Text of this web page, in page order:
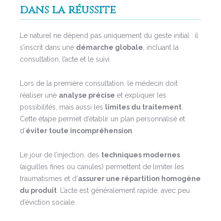
dans la réussite
Le naturel ne dépend pas uniquement du geste initial : il
s’inscrit dans une démarche globale , incluant la
consultation, l’acte et le suivi.
Lors de la première consultation, le médecin doit
réaliser une analyse précise et expliquer les
possibilités, mais aussi les limites du traitement
Cette étape permet d’établir un plan personnalisé et
d’éviter toute incompréhension
Le jour de l’injection, des techniques modernes
(aiguilles fines ou canules) permettent de limiter les
traumatismes et d’assurer une répartition homogène
du produit . L’acte est généralement rapide, avec peu
d’éviction sociale.